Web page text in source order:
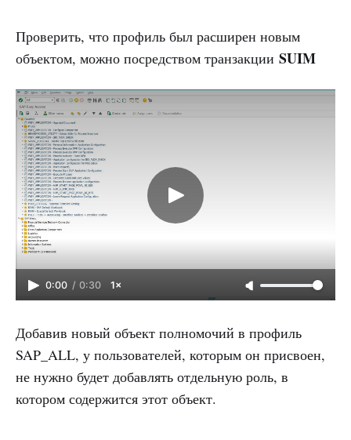
Проверить, что профиль был расширен новым
объектом, можно посредством транзакции SUIM
0:00 / 0:30 1×
Добавив новый объект полномочий в профиль
SAP_ALL, у пользователей, которым он присвоен,
не нужно будет добавлять отдельную роль, в
котором содержится этот объект.